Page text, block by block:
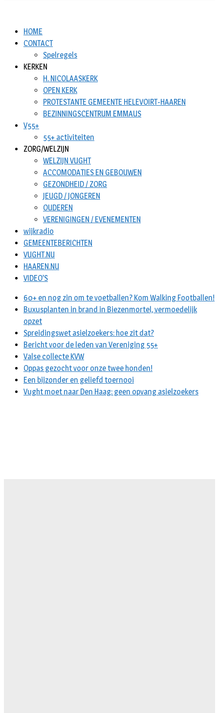
HOME
CONTACT
Spelregels
KERKEN
H. NICOLAASKERK
OPEN KERK
PROTESTANTE GEMEENTE HELEVOIRT-HAAREN
BEZINNINGSCENTRUM EMMAUS
V55+
55+ activiteiten
ZORG/WELZIJN
WELZIJN VUGHT
ACCOMODATIES EN GEBOUWEN
GEZONDHEID / ZORG
JEUGD / JONGEREN
OUDEREN
VERENIGINGEN / EVENEMENTEN
wijkradio
GEMEENTEBERICHTEN
VUGHT.NU
HAAREN.NU
VIDEO’S
60+ en nog zin om te voetballen? Kom Walking Footballen!
Buxusplanten in brand in Biezenmortel, vermoedelijk
opzet
Spreidingswet asielzoekers: hoe zit dat?
Bericht voor de leden van Vereniging 55+
Valse collecte KVW
Oppas gezocht voor onze twee honden!
Een bijzonder en geliefd toernooi
Vught moet naar Den Haag: geen opvang asielzoekers